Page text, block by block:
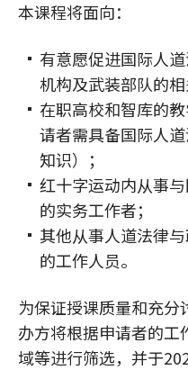
本课程将面向：
有意愿促进国际人
机构及武装部队的相
在职高校和智库的
请者需具备国际人
知识）；
红十字运动内从事
的实务工作者；
其他从事人道法律
的工作人员。
为保证授课质量和充分
办方将根据申请者的工
域等进行筛选，并于